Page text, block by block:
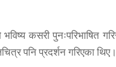
कसरी पुनःपरिभाषित
पनि प्रदर्शन गरिएका थिए।